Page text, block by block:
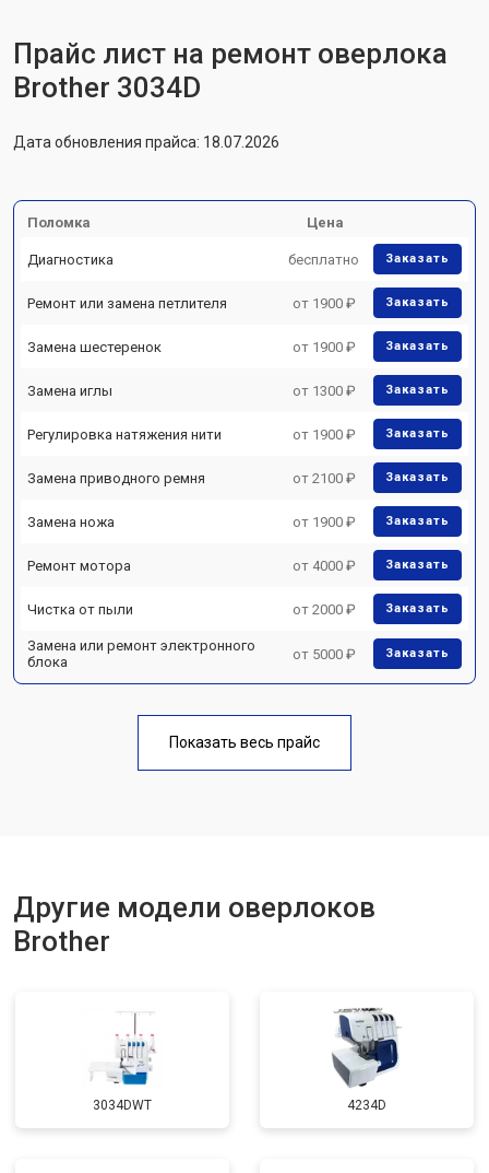
Прайс лист на ремонт оверлока
Brother 3034D
Дата обновления прайса: 18.07.2026
Поломка Цена
Диагностика бесплатно Заказать
Ремонт или замена петлителя от 1900 ₽ Заказать
Замена шестеренок от 1900 ₽ Заказать
Замена иглы от 1300 ₽ Заказать
Регулировка натяжения нити от 1900 ₽ Заказать
Замена приводного ремня от 2100 ₽ Заказать
Замена ножа от 1900 ₽ Заказать
Ремонт мотора от 4000 ₽ Заказать
Чистка от пыли от 2000 ₽ Заказать
Замена или ремонт электронного
блока
от 5000 ₽ Заказать
Показать весь прайс
Другие модели оверлоков
Brother
3034DWT 4234D